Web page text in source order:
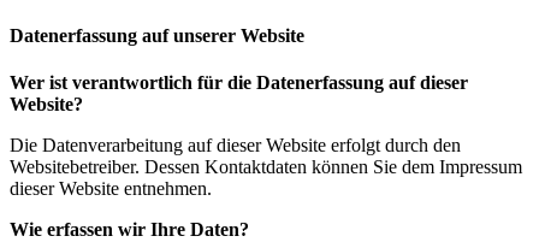
Datenerfassung auf unserer Website
Wer ist verantwortlich für die Datenerfassung auf dieser
Website?
Die Datenverarbeitung auf dieser Website erfolgt durch den
Websitebetreiber. Dessen Kontaktdaten können Sie dem Impressum
dieser Website entnehmen.
Wie erfassen wir Ihre Daten?